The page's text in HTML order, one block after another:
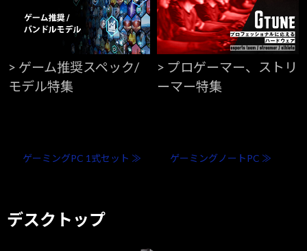
> ゲーム推奨スペック/
モデル特集
> プロゲーマー、ストリ
ーマー特集
ゲーミングPC 1式セット ≫ ゲーミングノートPC ≫
デスクトップ